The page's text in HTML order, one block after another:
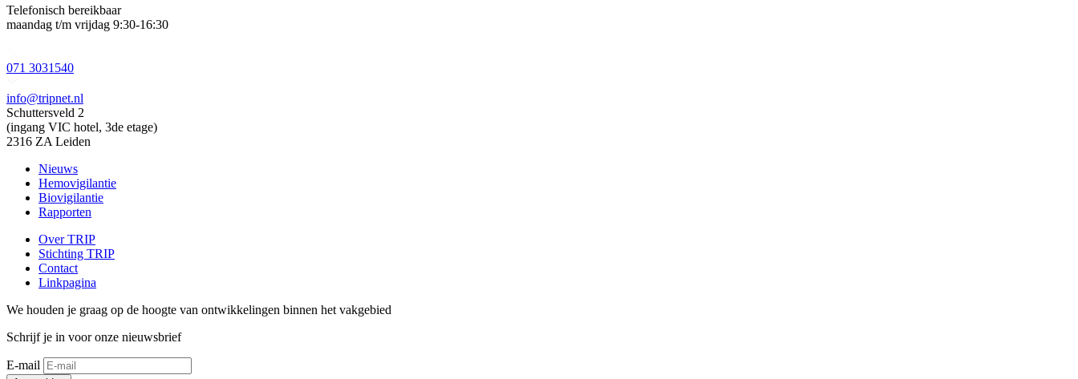
Telefonisch bereikbaar
maandag t/m vrijdag 9:30-16:30
071 3031540
info@tripnet.nl
Schuttersveld 2
(ingang VIC hotel, 3de etage)
2316 ZA Leiden
Nieuws
Hemovigilantie
Biovigilantie
Rapporten
Over TRIP
Stichting TRIP
Contact
Linkpagina
We houden je graag op de hoogte van ontwikkelingen binnen het vakgebied
Schrijf je in voor onze nieuwsbrief
E-mail